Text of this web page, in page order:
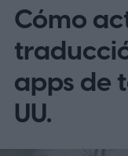
Cómo
apps de
UU.